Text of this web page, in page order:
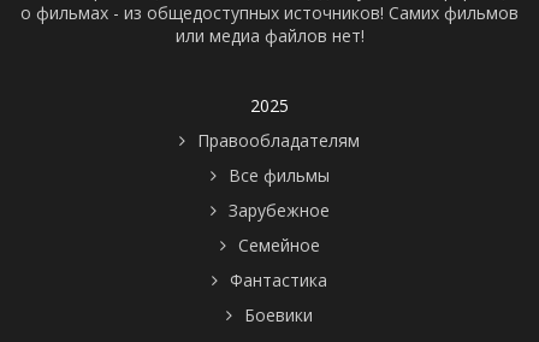
о фильмах - из общедоступных источников! Самих фильмов
или медиа файлов нет!
2025
Правообладателям
Все фильмы
Зарубежное
Семейное
Фантастика
Боевики